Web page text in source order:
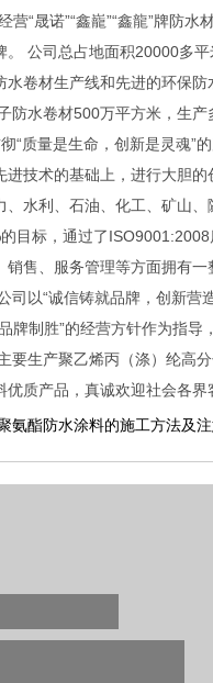
“晟诺”“鑫巃”“鑫龍”牌防
公司总占地面积20000多
卷材生产线和先进的环保
水卷材500万平方米，生
“质量是生命，创新是灵魂”
技术的基础上，进行大胆
水利、石油、化工、矿山
目标，通过了
售、服务管理等方面拥有
以“诚信铸就品牌，创新营
牌制胜”的经营方针作为指导
要生产聚乙烯丙（涤）纶高
优质产品，真诚欢迎社会各
氨酯防水涂料的施工方法及